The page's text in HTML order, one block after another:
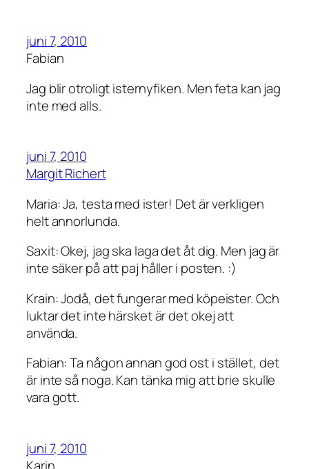
juni 7, 2010
Fabian
Jag blir otroligt isternyfiken. Men feta kan jag
inte med alls.
juni 7, 2010
Margit Richert
Maria: Ja, testa med ister! Det är verkligen
helt annorlunda.
Saxit: Okej, jag ska laga det åt dig. Men jag är
inte säker på att paj håller i posten. :)
Krain: Jodå, det fungerar med köpeister. Och
luktar det inte härsket är det okej att
använda.
Fabian: Ta någon annan god ost i stället, det
är inte så noga. Kan tänka mig att brie skulle
vara gott.
juni 7, 2010
Karin